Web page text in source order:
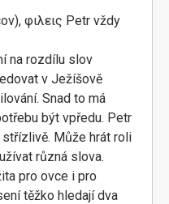
φιλεις Petr vždy
na rozdílu slov
v Ježíšově
Snad to má
být vpředu. Petr
Může hrát roli
různá slova.
pro ovce i pro
těžko hledají dva